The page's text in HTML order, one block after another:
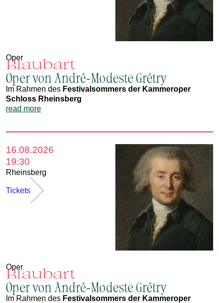
Oper
Blaubart
Oper von André-Modeste Grétry
Im Rahmen des Festivalsommers der Kammeroper
Schloss Rheinsberg
read more
16.08.2026
19:30
Rheinsberg
Tickets
Oper
Blaubart
Oper von André-Modeste Grétry
Im Rahmen des Festivalsommers der Kammeroper